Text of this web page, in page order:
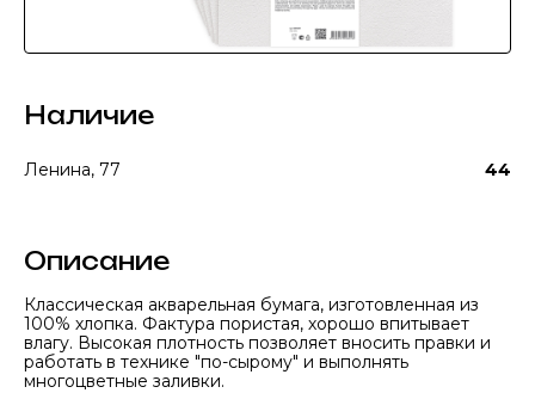
Наличие
Ленина, 77 44
Описание
Классическая акварельная бумага, изготовленная из
100% хлопка. Фактура пористая, хорошо впитывает
влагу. Высокая плотность позволяет вносить правки и
работать в технике "по-сырому" и выполнять
многоцветные заливки.